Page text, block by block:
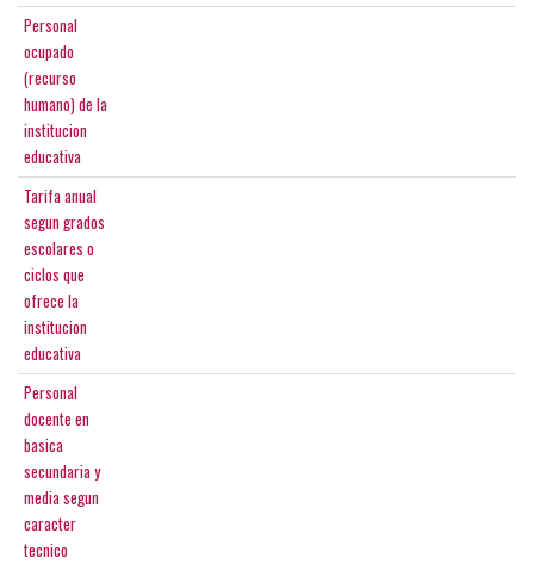
Personal
ocupado
(recurso
humano) de la
institucion
educativa
Tarifa anual
segun grados
escolares o
ciclos que
ofrece la
institucion
educativa
Personal
docente en
basica
secundaria y
media segun
caracter
tecnico